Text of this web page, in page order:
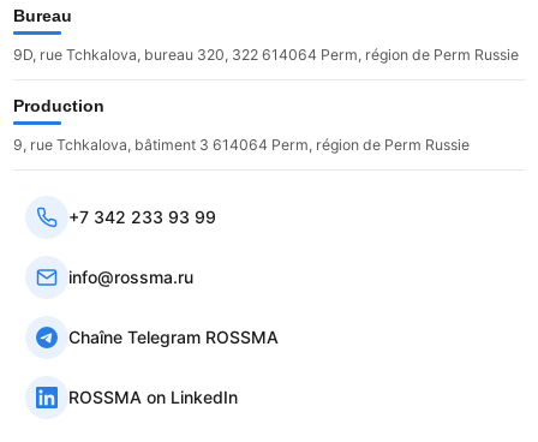
Bureau
9D, rue Tchkalova, bureau 320, 322 614064 Perm, région de Perm Russie
Production
9, rue Tchkalova, bâtiment 3 614064 Perm, région de Perm Russie
+7 342 233 93 99
info@rossma.ru
Chaîne Telegram ROSSMA
ROSSMA on LinkedIn